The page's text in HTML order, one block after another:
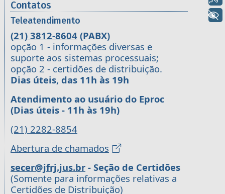
Contatos
Teleatendimento
(21) 3812-8604 (PABX)
opção 1 - informações diversas e
suporte aos sistemas processuais;
opção 2 - certidões de distribuição.
Dias úteis, das 11h às 19h
Atendimento ao usuário do Eproc
(Dias úteis - 11h às 19h)
(21) 2282-8854
Abertura de chamados
secer@jfrj.jus.br - Seção de Certidões
(Somente para informações relativas a
Certidões de Distribuição)
+ Acessibilidade